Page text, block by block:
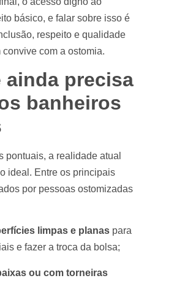
básico, e falar sobre isso é
respeito e qualidade
com a ostomia.
ainda precisa
banheiros
pontuais, a realidade atual
ideal. Entre os principais
por pessoas ostomizadas
limpas e planas para
e fazer a troca da bolsa;
ou com torneiras